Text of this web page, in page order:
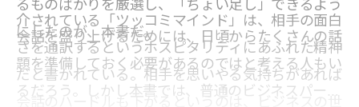
るものばかりを厳選し、「ちょい足し」できるよう
にしたのが、本書だ。
介されている「ツッコミマインド」は、相手の面白
さを通訳するというホスピタリティにあふれた精神
だと書かれている。相手を思いやる気持ちがあれば
会話を盛り上げるためには、日頃からたくさんの話
題を準備しておく必要があるのではと考える人もい
るだろう。しかし本書では、普通のビジネスパーソ